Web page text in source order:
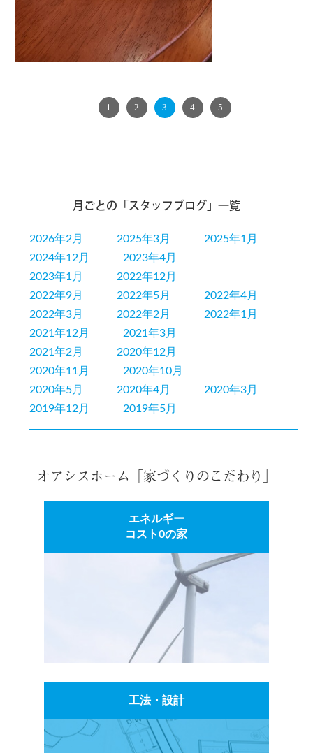
1 2 3 4 5
月ごとの「スタッフブログ」一覧
2026年2月 2025年3月
2025年1月
2024年12月
2023年4月
2023年1月
2022年12月
2022年9月
2022年5月
2022年4月
2022年3月
2022年2月
2022年1月
2021年12月
2021年3月
2021年2月
2020年12月
2020年11月
2020年10月
2020年5月
2020年4月
2020年3月
2019年12月
2019年5月
オアシスホーム「家づくりのこだわり」
エネルギー
コスト0の家
工法・設計